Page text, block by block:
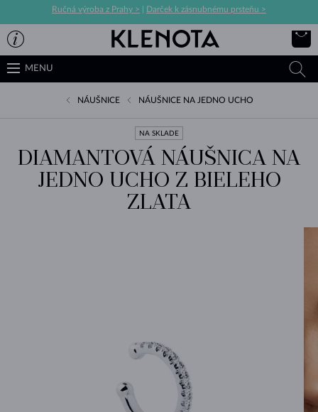
Ručná výroba z Prahy > Darček k zásnubnému prsteňu >
MENU
NÁUŠNICE NÁUŠNICE NA JEDNO UCHO
NA SKLADE
DIAMANTOVÁ NÁUŠNICA NA
JEDNO UCHO Z BIELEHO
ZLATA